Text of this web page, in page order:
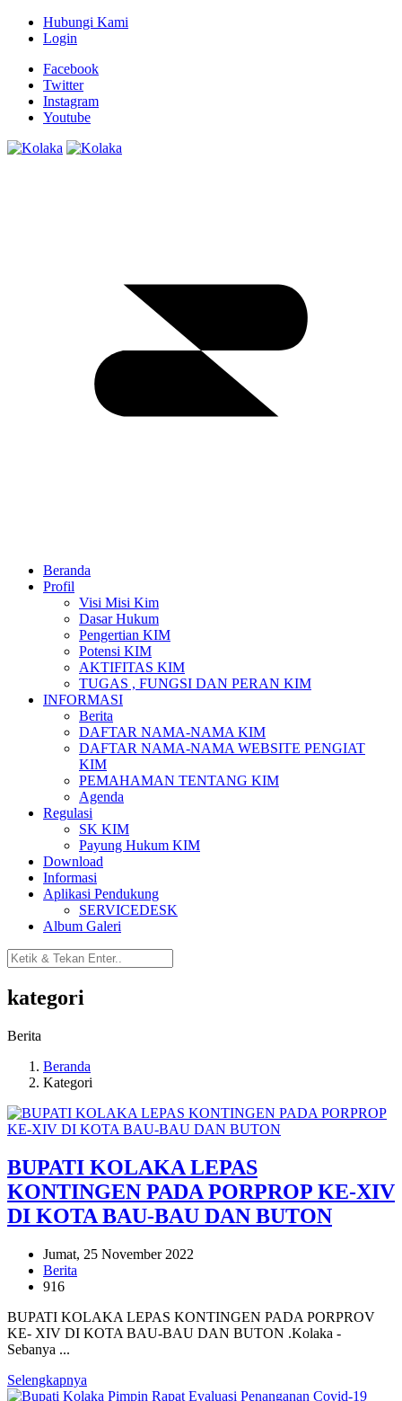
Hubungi Kami
Login
Facebook
Twitter
Instagram
Youtube
Beranda
Profil
Visi Misi Kim
Dasar Hukum
Pengertian KIM
Potensi KIM
AKTIFITAS KIM
TUGAS , FUNGSI DAN PERAN KIM
INFORMASI
Berita
DAFTAR NAMA-NAMA KIM
DAFTAR NAMA-NAMA WEBSITE PENGIAT
KIM
PEMAHAMAN TENTANG KIM
Agenda
Regulasi
SK KIM
Payung Hukum KIM
Download
Informasi
Aplikasi Pendukung
SERVICEDESK
Album Galeri
kategori
Berita
Beranda
Kategori
BUPATI KOLAKA LEPAS
KONTINGEN PADA PORPROP KE-XIV
DI KOTA BAU-BAU DAN BUTON
Jumat, 25 November 2022
Berita
916
BUPATI KOLAKA LEPAS KONTINGEN PADA PORPROV
KE- XIV DI KOTA BAU-BAU DAN BUTON .Kolaka -
Sebanya ...
Selengkapnya